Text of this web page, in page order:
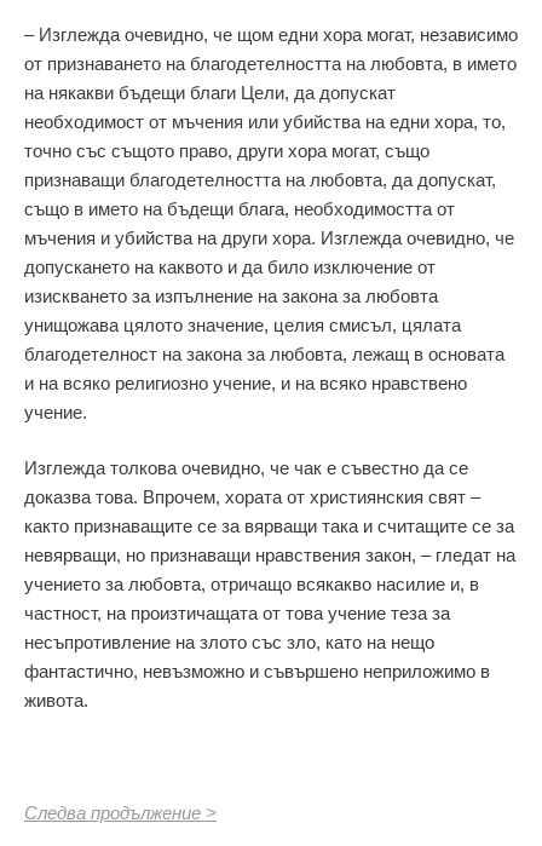
– Изглежда очевидно, че щом едни хора могат, независимо
от признаването на благодетелността на любовта, в името
на някакви бъдещи благи Цели, да допускат
необходимост от мъчения или убийства на едни хора, то,
точно със същото право, други хора могат, също
признаващи благодетелността на любовта, да допускат,
също в името на бъдещи блага, необходимостта от
мъчения и убийства на други хора. Изглежда очевидно, че
допускането на каквото и да било изключение от
изискването за изпълнение на закона за любовта
унищожава цялото значение, целия смисъл, цялата
благодетелност на закона за любовта, лежащ в основата
и на всяко религиозно учение, и на всяко нравствено
учение.
Изглежда толкова очевидно, че чак е съвестно да се
доказва това. Впрочем, хората от християнския свят –
както признаващите се за вярващи така и считащите се за
невярващи, но признаващи нравствения закон, – гледат на
учението за любовта, отричащо всякакво насилие и, в
частност, на произтичащата от това учение теза за
несъпротивление на злото със зло, като на нещо
фантастично, невъзможно и съвършено неприложимо в
живота.
Следва продължение >